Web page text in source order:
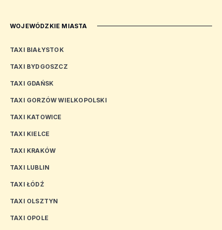
WOJEWÓDZKIE MIASTA
TAXI BIAŁYSTOK
TAXI BYDGOSZCZ
TAXI GDAŃSK
TAXI GORZÓW WIELKOPOLSKI
TAXI KATOWICE
TAXI KIELCE
TAXI KRAKÓW
TAXI LUBLIN
TAXI ŁÓDŹ
TAXI OLSZTYN
TAXI OPOLE